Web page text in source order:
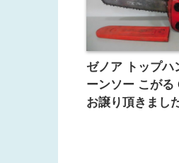
ゼノア トップハ
ーンソー こがる
お譲り頂きまし